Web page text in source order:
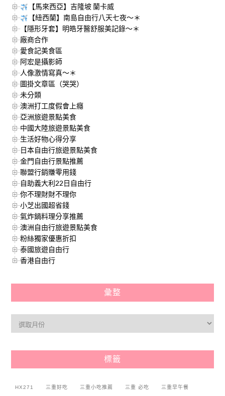
【馬來西亞】吉隆坡 蘭卡威
【紐西蘭】南島自由行八天七夜～＊
【隱形牙套】明皓牙醫舒服美記錄～＊
廠商合作
愛食記美食區
阿宏是攝影師
人像激情寫真～＊
圖掛文章區（哭哭）
未分類
澳洲打工度假會上癮
亞洲旅遊景點美食
中國大陸旅遊景點美食
生活好物心得分享
日本自由行旅遊景點美食
金門自由行景點推薦
聯盟行銷賺零用錢
自助義大利22日自由行
你不理財財不理你
小芝出國超省錢
氣炸鍋料理分享推薦
澳洲自由行旅遊景點美食
粉絲獨家優惠折扣
泰國旅遊自由行
香港自由行
彙整
標籤
HX271 三重好吃 三重小吃推薦 三重 必吃 三重早午餐